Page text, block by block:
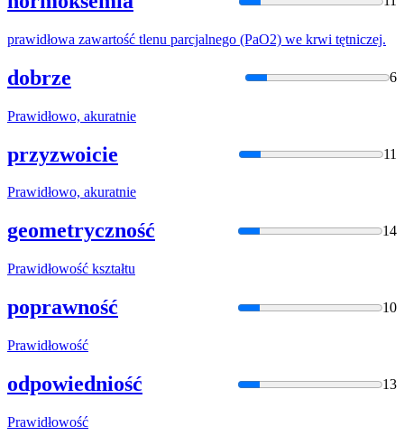
prawidłowa zawartość tlenu parcjalnego (PaO2) we krwi tętniczej.
dobrze 6
Prawidłowo, akuratnie
przyzwoicie 11
Prawidłowo, akuratnie
geometryczność 14
Prawidłowość kształtu
poprawność 10
Prawidłowość
odpowiedniość 13
Prawidłowość